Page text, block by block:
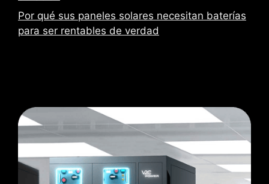
Por qué sus paneles solares necesitan baterías
para ser rentables de verdad